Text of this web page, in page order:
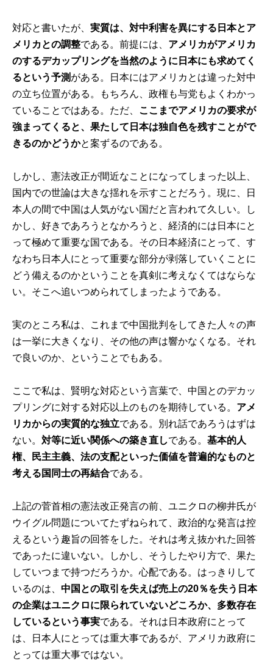
対応と書いたが、実質は、対中利害を異にする日本とア
メリカとの調整である。前提には、 アメリカがアメリカ
のするデカップリングを当然のように日本にも求めてく
るという予測 がある。日本にはアメリカとは違った対中
の立ち位置がある。もちろん、政権も与党もよくわかっ
ていることではある。ただ、 ここまでアメリカの要求が
強まってくると、果たして日本は独自色を残すことがで
きるのかどうかと案ずるのである。
しかし、憲法改正が間近なことになってしまった以上、
国内での世論は大きな揺れを示すことだろう。現に、日
本人の間で中国は人気がない国だと言われて久しい。し
かし、好きであろうとなかろうと、経済的には日本にと
って極めて重要な国である。その日本経済にとって、す
なわち日本人にとって重要な部分が剥落していくことに
どう備えるのかということを真剣に考えなくてはならな
い。そこへ追いつめられてしまったようである。
実のところ私は、これまで中国批判をしてきた人々の声
は一挙に大きくなり、その他の声は響かなくなる。それ
で良いのか、ということでもある。
ここで私は、賢明な対応という言葉で、中国とのデカッ
プリングに対する対応以上のものを期待している。 アメ
リカからの実質的な独立である。別れ話であろうはずは
ない。対等に近い関係への築き直しである。基本的人
権、民主主義、法の支配といった価値を普遍的なものと
考える国同士の再結合である。
上記の菅首相の憲法改正発言の前、ユニクロの柳井氏が
ウイグル問題についてたずねられて、政治的な発言は控
えるという趣旨の回答をした。それは考え抜かれた回答
であったに違いない。しかし、そうしたやり方で、果た
していつまで持つだろうか。心配である。はっきりして
いるのは、中国との取引を失えば売上の20％を失う日本
の企業はユニクロに限られていないどころか、多数存在
しているという事実である。それは日本政府にとって
は、日本人にとっては重大事であるが、アメリカ政府に
とっては重大事ではない。